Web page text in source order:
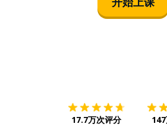
17.7万次评分